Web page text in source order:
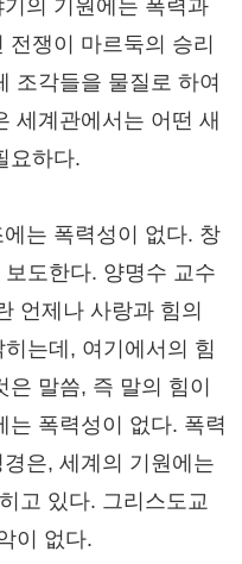
의 기원에는 폭력과
쟁이 마르둑의 승리
조각들을 물질로 하여
세계관에서는 어떤 새
요하다.
는 폭력성이 없다. 창
도한다. 양명수 교수
언제나 사랑과 힘의
는데, 여기에서의 힘
말씀, 즉 말의 힘이
는 폭력성이 없다. 폭력
은, 세계의 기원에는
고 있다. 그리스도교
이 없다.